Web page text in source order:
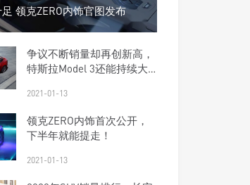
领克ZERO内饰官图发布
争议不断销量却再创新高，
特斯拉Model 3还能持续大
2021-01-13
领克ZERO内饰首次公开，
下半年就能提走！
2021-01-13